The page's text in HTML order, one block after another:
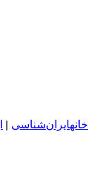
خانهایران‌شناسی |